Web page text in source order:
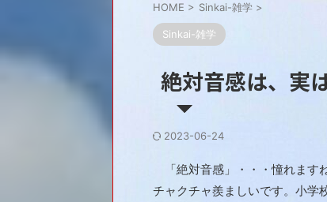
HOME > Sinkai-雑学 >
Sinkai-雑学
絶対音感は、実
2023-06-24
「絶対音感」・・・憧れます
チャクチャ羨ましいです。小学